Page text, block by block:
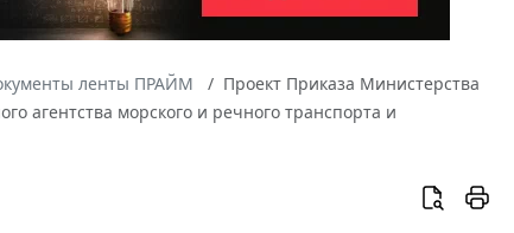
ленты ПРАЙМ
Проект Приказа Министерства
агентства морского и речного транспорта и